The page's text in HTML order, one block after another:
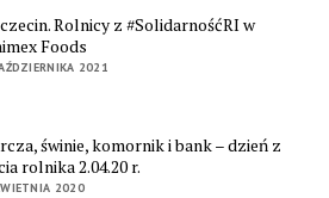
Rolnicy z #SolidarnośćRI w
Foods
2021
świnie, komornik i bank – dzień z
rolnika 2.04.20 r.
2020